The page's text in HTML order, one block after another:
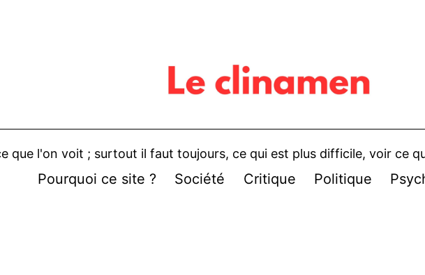
que l'on voit ; surtout il faut toujours, ce qui est plus difficile, voir ce
Pourquoi ce site ? Société Critique Politique